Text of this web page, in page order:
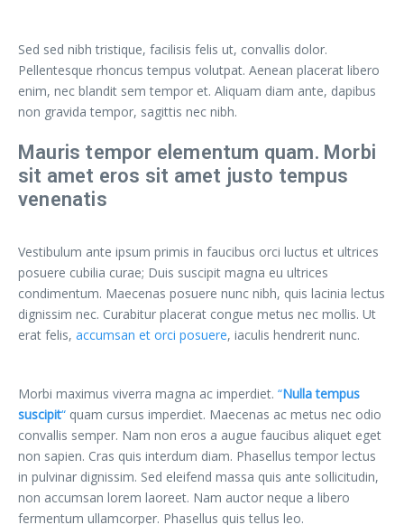
Sed sed nibh tristique, facilisis felis ut, convallis dolor.
Pellentesque rhoncus tempus volutpat. Aenean placerat libero
enim, nec blandit sem tempor et. Aliquam diam ante, dapibus
non gravida tempor, sagittis nec nibh.
Mauris tempor elementum quam. Morbi
sit amet eros sit amet justo tempus
venenatis
Vestibulum ante ipsum primis in faucibus orci luctus et ultrices
posuere cubilia curae; Duis suscipit magna eu ultrices
condimentum. Maecenas posuere nunc nibh, quis lacinia lectus
dignissim nec. Curabitur placerat congue metus nec mollis. Ut
erat felis, accumsan et orci posuere, iaculis hendrerit nunc.
Morbi maximus viverra magna ac imperdiet. “Nulla tempus
suscipit“ quam cursus imperdiet. Maecenas ac metus nec odio
convallis semper. Nam non eros a augue faucibus aliquet eget
non sapien. Cras quis interdum diam. Phasellus tempor lectus
in pulvinar dignissim. Sed eleifend massa quis ante sollicitudin,
non accumsan lorem laoreet. Nam auctor neque a libero
fermentum ullamcorper. Phasellus quis tellus leo.